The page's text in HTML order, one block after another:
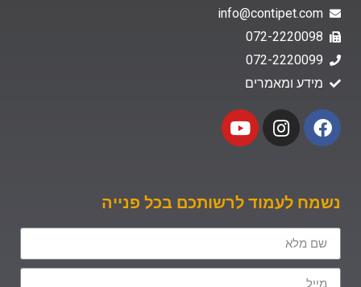
info@contipet.com
072-2220098
072-2220099
מידע ומאמרים
נשמח לעמוד לרשותכם בכל פנייה